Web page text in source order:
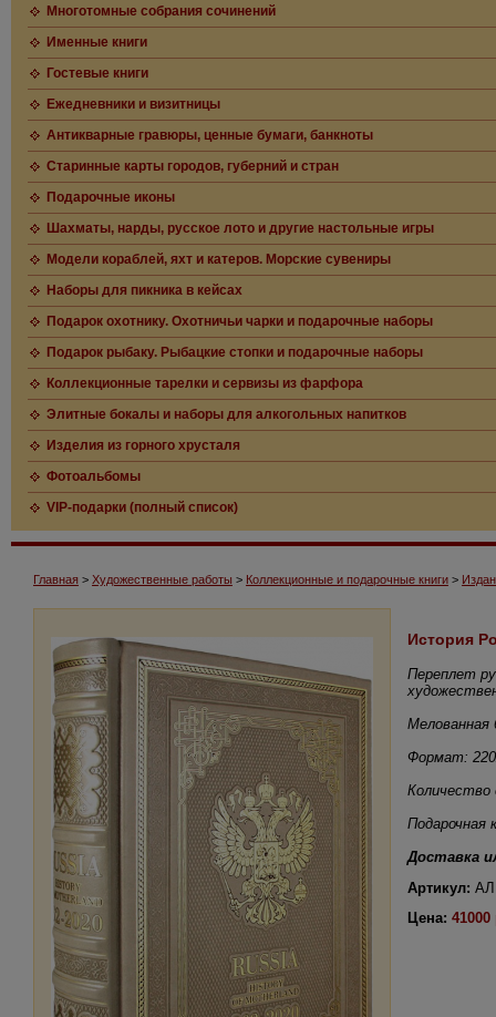
Многотомные собрания сочинений
Именные книги
Гостевые книги
Ежедневники и визитницы
Антикварные гравюры, ценные бумаги, банкноты
Старинные карты городов, губерний и стран
Подарочные иконы
Шахматы, нарды, русское лото и другие настольные игры
Модели кораблей, яхт и катеров. Морские сувениры
Наборы для пикника в кейсах
Подарок охотнику. Охотничьи чарки и подарочные наборы
Подарок рыбаку. Рыбацкие стопки и подарочные наборы
Коллекционные тарелки и сервизы из фарфора
Элитные бокалы и наборы для алкогольных напитков
Изделия из горного хрусталя
Фотоальбомы
VIP-подарки (полный список)
Главная > Художественные работы > Коллекционные и подарочные книги >
История
Переплет
Мелованная
Формат:
Количество
Подарочная
Доставка
Артикул:
Цена: 41000